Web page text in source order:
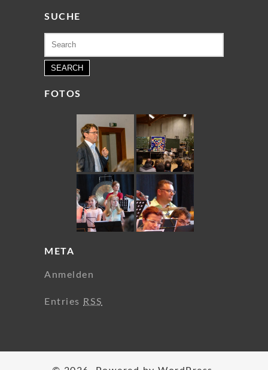
SUCHE
for:
FOTOS
META
Anmelden
Entries RSS